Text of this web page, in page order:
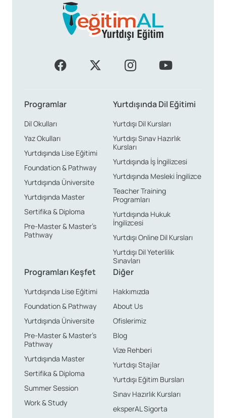
Programlar
Dil Okulları
Yaz Okulları
Yurtdışında Lise Eğitimi
Foundation & Pathway
Yurtdışında Üniversite
Yurtdışında Master
Sertifika & Diploma
Pre-Master & Master’s
Pathway
Yurtdışında Dil Eğitimi
Yurtdışı Dil Kursları
Yurtdışı Sınav Hazırlık
Kursları
Yurtdışında İş İngilizcesi
Yurtdışında Mesleki İngilizce
Teacher Training
Programları
Yurtdışında Hukuk
İngilizcesi
Yurtdışı Online Dil Kursları
Yurtdışı Dil Yeterlilik
Sınavları
Programları Keşfet
Yurtdışında Lise Eğitimi
Foundation & Pathway
Yurtdışında Üniversite
Pre-Master & Master’s
Pathway
Yurtdışında Master
Sertifika & Diploma
Summer Session
Work & Study
Diğer
Hakkımızda
About Us
Ofislerimiz
Blog
Vize Rehberi
Yurtdışı Stajlar
Yurtdışı Eğitim Bursları
Sınav Hazırlık Kursları
eksperAL Sigorta